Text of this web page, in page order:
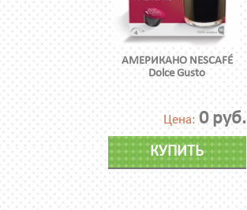
АМЕРИКАНО NESCAFÉ
Dolce Gusto
Цена: 0 руб.
КУПИТЬ